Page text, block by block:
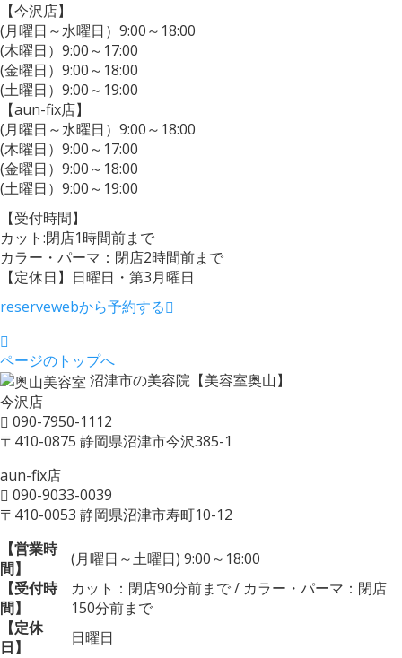
【今沢店】
(月曜日～水曜日）9:00～18:00
(木曜日）9:00～17:00
(金曜日）9:00～18:00
(土曜日）9:00～19:00
【aun-fix店】
(月曜日～水曜日）9:00～18:00
(木曜日）9:00～17:00
(金曜日）9:00～18:00
(土曜日）9:00～19:00
【受付時間】
カット:閉店1時間前まで
カラー・パーマ：閉店2時間前まで
【定休日】日曜日・第3月曜日
reservewebから予約する
ページのトップへ
沼津市の美容院【美容室奥山】
今沢店
090-7950-1112
〒410-0875 静岡県沼津市今沢385-1
aun-fix店
090-9033-0039
〒410-0053 静岡県沼津市寿町10-12
【営業時
間】
(月曜日～土曜日) 9:00～18:00
【受付時
間】
カット：閉店90分前まで / カラー・パーマ：閉店
150分前まで
【定休
日】
日曜日